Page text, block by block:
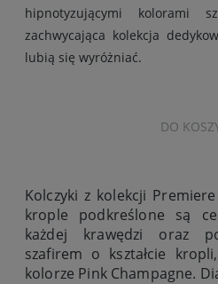
hipnotyzującymi kolorami
zachwycająca kolekcja
lubią się wyróżniać.
DO
Kolczyki z kolekcji
krople podkreślone są
każdej krawędzi oraz
szafirem o kształcie
kolorze Pink Champagne.